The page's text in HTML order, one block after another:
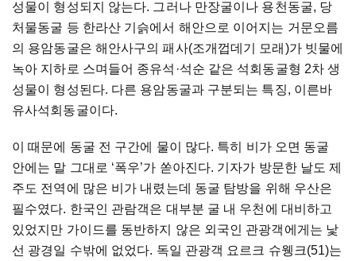
성물이 형성되지 않는다. 그러나 만장굴이나 용천동굴, 당
처물동굴 등 한라산 기슭에서 해안으로 이어지는 거문오름
의 용암동굴은 해안사구의 패사(조개껍데기 모래)가 빗물에
녹아 지하로 스며들어 종유석·석순 같은 석회동굴형 2차 생
성물이 형성된다. 다른 용암동굴과 구분되는 특징, 이른바
유사석회동굴이다.
이 때문에 동굴 전 구간에 물이 많다. 특히 비가 오면 동굴
안에는 말 그대로 ‘폭우’가 쏟아진다. 기자가 방문한 날도 제
주도 전역에 많은 비가 내렸는데 동굴 탐방을 위해 우산은
필수였다. 한국인 관람객은 대부분 굴 내 우천에 대비하고
있었지만 가이드를 동반하지 않은 외국인 관광객에게는 낯
선 광경일 수밖에 없었다. 독일 관광객 요르크 슈웽크(51)는